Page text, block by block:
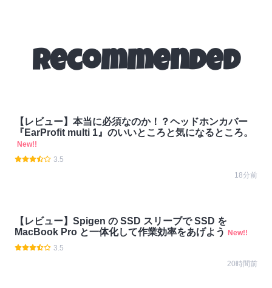
Recommended
【レビュー】本当に必須なのか！？ヘッドホンカバー
『EarProfit multi 1』のいいところと気になるところ。
New!!
3.5
18分前
【レビュー】Spigen の SSD スリーブで SSD を
MacBook Pro と一体化して作業効率をあげよう
New!!
3.5
20時間前